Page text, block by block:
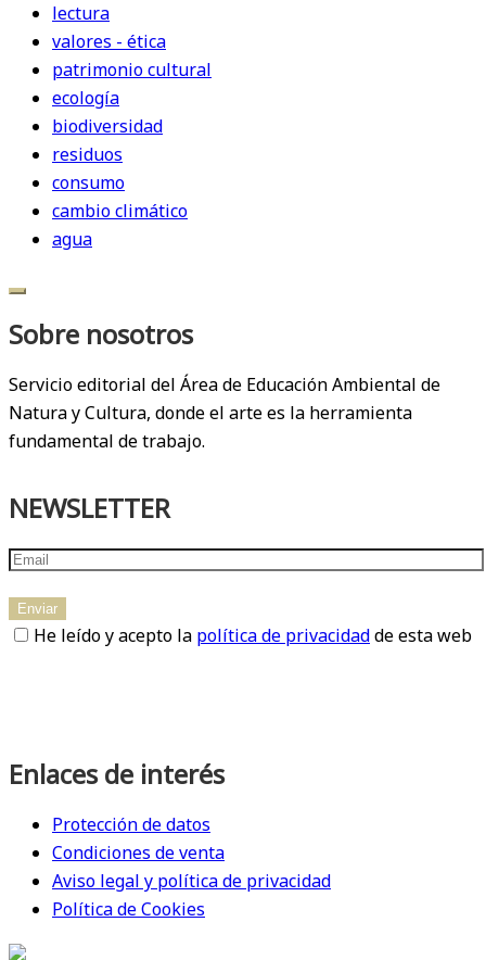
lectura
valores - ética
patrimonio cultural
ecología
biodiversidad
residuos
consumo
cambio climático
agua
Sobre nosotros
Servicio editorial del Área de Educación Ambiental de
Natura y Cultura, donde el arte es la herramienta
fundamental de trabajo.
NEWSLETTER
He leído y acepto la política de privacidadde esta web
Enlaces de interés
Protección de datos
Condiciones de venta
Aviso legal y política de privacidad
Política de Cookies